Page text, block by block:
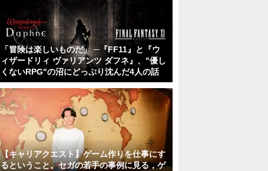
「冒険は楽しいものだ」 ─『FF11』と『ウ
ィザードリィ ヴァリアンツ ダフネ』、"優し
くないRPG"の沼にどっぷり沈んだ4人の話
【キャリアクエスト】ゲーム作りを仕事にす
るということ。セガの若手の事例に見る，ゲ